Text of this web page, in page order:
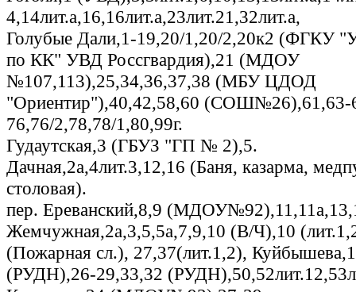
4,14лит.а,16,16лит.а,23лит.21,32лит.а,
Голубые Дали,1-19,20/1,20/2,20к2 (ФГКУ
по КК" УВД Россгвардия),21 (МДОУ
№107,113),25,34,36,37,38 (МБУ ЦДОД
"Ориентир"),40,42,58,60 (СОШ№26),61,63-
76,76/2,78,78/1,80,99г.
Гудаутская,3 (ГБУЗ "ГП № 2),5.
Дачная,2а,4лит.3,12,16 (Баня, казарма,
столовая).
пер. Ереванский,8,9
Жемчужная,2а,3,5,5а,7,9,10 (В/Ч),10
(Пожарная сл.), 27,37(лит.1,2),
(РУДН),26-29,33,32